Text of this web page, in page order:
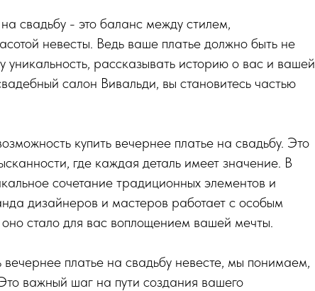
свадьбу - это баланс между стилем,
невесты. Ведь ваше платье должно быть не
рассказывать историю о вас и вашей
салон Вивальди, вы становитесь частью
купить вечернее платье на свадьбу. Это
где каждая деталь имеет значение. В
сочетание традиционных элементов и
дизайнеров и мастеров работает с особым
стало для вас воплощением вашей мечты.
платье на свадьбу невесте, мы понимаем,
важный шаг на пути создания вашего